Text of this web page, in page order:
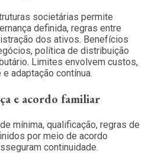
societárias permite
definida, regras entre
dos ativos. Benefícios
política de distribuição
Limites envolvem custos,
adaptação contínua.
e acordo familiar
mínima, qualificação, regras de
por meio de acordo
continuidade.